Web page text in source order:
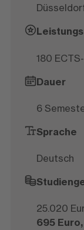
180
Dauer
6
Sprache
Deutsch
25.020
695 Euro,